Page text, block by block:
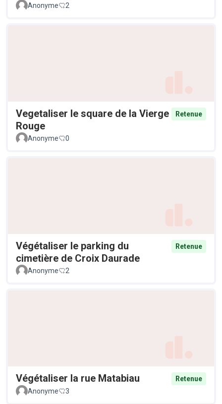
Anonyme 2
Vegetaliser le square de la Vierge
Rouge
Retenue
Anonyme 0
Végétaliser le parking du
cimetière de Croix Daurade
Retenue
Anonyme 2
Végétaliser la rue Matabiau
Retenue
Anonyme
3